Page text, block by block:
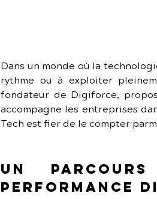
Dans un monde où la
rythme ou à exploiter
fondateur de Digiforce,
accompagne les entreprises
Tech est fier de le compter
Un
performance